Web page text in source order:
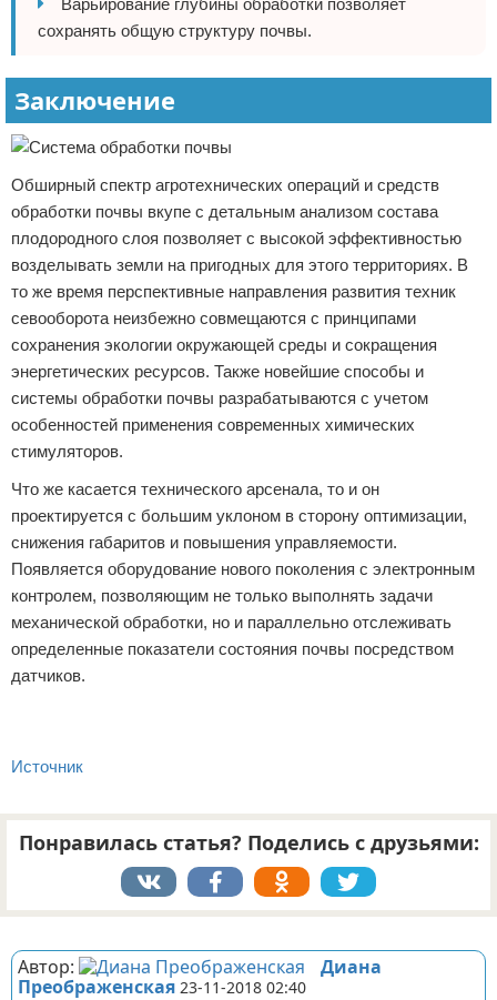
Варьирование глубины обработки позволяет
сохранять общую структуру почвы.
Заключение
Обширный спектр агротехнических операций и средств
обработки почвы вкупе с детальным анализом состава
плодородного слоя позволяет с высокой эффективностью
возделывать земли на пригодных для этого территориях. В
то же время перспективные направления развития техник
севооборота неизбежно совмещаются с принципами
сохранения экологии окружающей среды и сокращения
энергетических ресурсов. Также новейшие способы и
системы обработки почвы разрабатываются с учетом
особенностей применения современных химических
стимуляторов.
Что же касается технического арсенала, то и он
проектируется с большим уклоном в сторону оптимизации,
снижения габаритов и повышения управляемости.
Появляется оборудование нового поколения с электронным
контролем, позволяющим не только выполнять задачи
механической обработки, но и параллельно отслеживать
определенные показатели состояния почвы посредством
датчиков.
Источник
Понравилась статья? Поделись с друзьями:
Автор:
Диана
Преображенская 23-11-2018 02:40